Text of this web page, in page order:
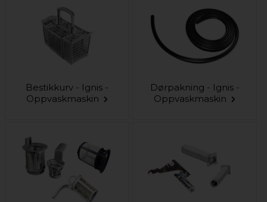
Bestikkurv - Ignis -
Oppvaskmaskin
Dørpakning - Ignis -
Oppvaskmaskin